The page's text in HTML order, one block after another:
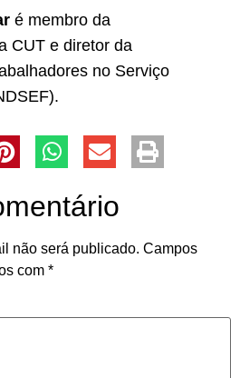
é membro da
CUT e diretor da
no Serviço
não será publicado. Campos
com *